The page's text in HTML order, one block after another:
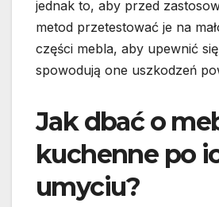
jednak to, aby przed
metod przetestować je na
części mebla, aby upewnić
spowodują one uszkodzeń
Jak dbać o
kuchenne po
umyciu?